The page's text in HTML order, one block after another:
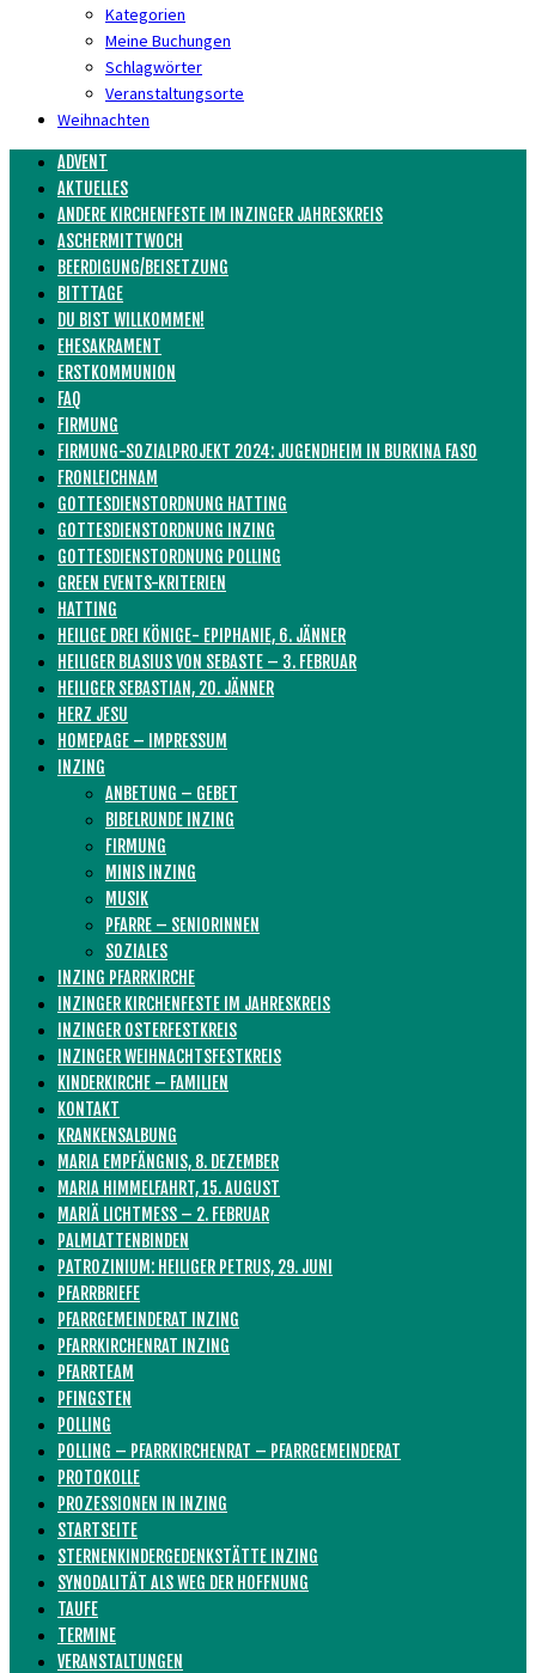
Kategorien
Meine Buchungen
Schlagwörter
Veranstaltungsorte
Weihnachten
ADVENT
AKTUELLES
ANDERE KIRCHENFESTE IM INZINGER JAHRESKREIS
ASCHERMITTWOCH
BEERDIGUNG/BEISETZUNG
BITTTAGE
DU BIST WILLKOMMEN!
EHESAKRAMENT
ERSTKOMMUNION
FAQ
FIRMUNG
FIRMUNG-SOZIALPROJEKT 2024: JUGENDHEIM IN BURKINA FASO
FRONLEICHNAM
GOTTESDIENSTORDNUNG HATTING
GOTTESDIENSTORDNUNG INZING
GOTTESDIENSTORDNUNG POLLING
GREEN EVENTS-KRITERIEN
HATTING
HEILIGE DREI KÖNIGE- EPIPHANIE, 6. JÄNNER
HEILIGER BLASIUS VON SEBASTE – 3. FEBRUAR
HEILIGER SEBASTIAN, 20. JÄNNER
HERZ JESU
HOMEPAGE – IMPRESSUM
INZING
ANBETUNG – GEBET
BIBELRUNDE INZING
FIRMUNG
MINIS INZING
MUSIK
PFARRE – SENIORINNEN
SOZIALES
INZING PFARRKIRCHE
INZINGER KIRCHENFESTE IM JAHRESKREIS
INZINGER OSTERFESTKREIS
INZINGER WEIHNACHTSFESTKREIS
KINDERKIRCHE – FAMILIEN
KONTAKT
KRANKENSALBUNG
MARIA EMPFÄNGNIS, 8. DEZEMBER
MARIA HIMMELFAHRT, 15. AUGUST
MARIÄ LICHTMESS – 2. FEBRUAR
PALMLATTENBINDEN
PATROZINIUM: HEILIGER PETRUS, 29. JUNI
PFARRBRIEFE
PFARRGEMEINDERAT INZING
PFARRKIRCHENRAT INZING
PFARRTEAM
PFINGSTEN
POLLING
POLLING – PFARRKIRCHENRAT – PFARRGEMEINDERAT
PROTOKOLLE
PROZESSIONEN IN INZING
STARTSEITE
STERNENKINDERGEDENKSTÄTTE INZING
SYNODALITÄT ALS WEG DER HOFFNUNG
TAUFE
TERMINE
VERANSTALTUNGEN